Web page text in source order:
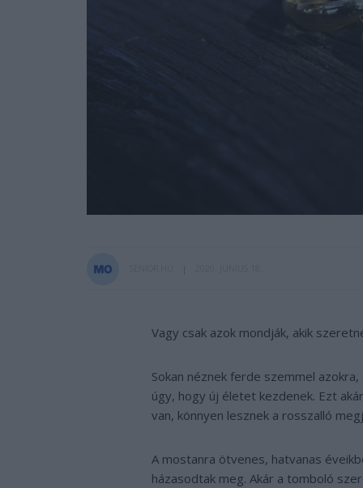
Vagy csak azok mondják, akik
Sokan néznek ferde szemmel
úgy, hogy új életet kezdenek. Ezt
van, könnyen lesznek a rosszalló
A mostanra ötvenes, hatvanas
házasodtak meg. Akár a tomboló